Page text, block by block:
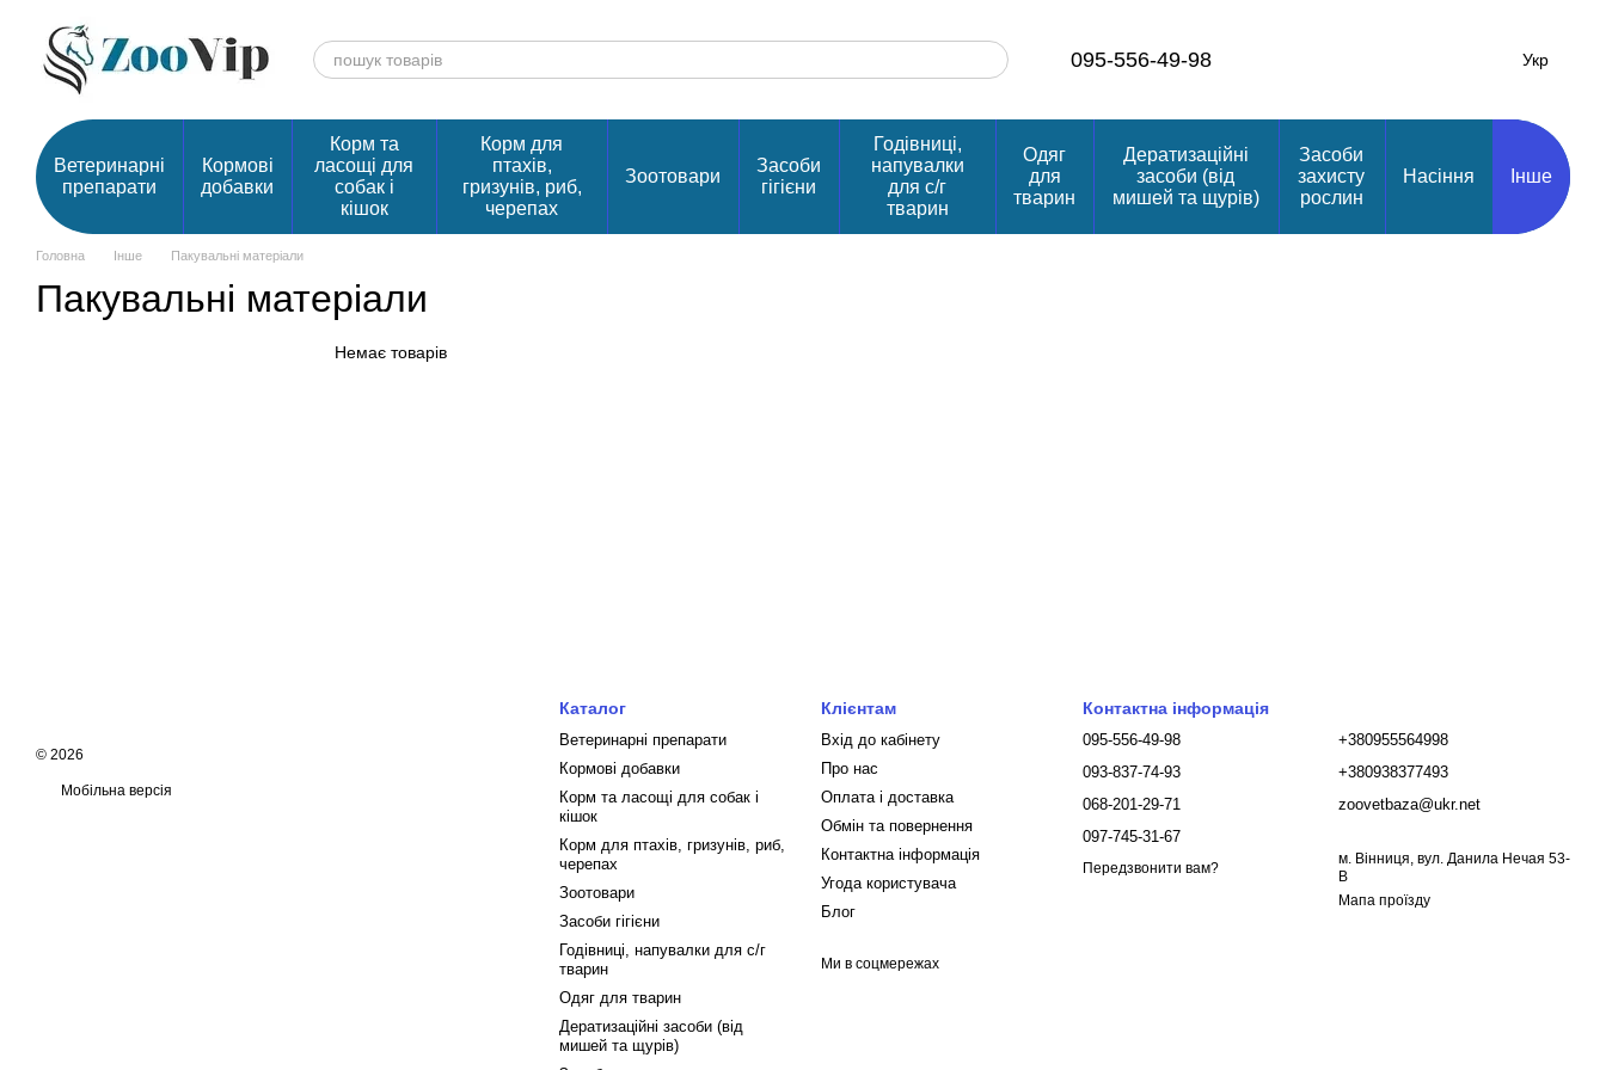
095-556-49-98 Укр
Ветеринарні
препарати
Кормові
добавки
Корм та
ласощі для
собак і
кішок
Корм для
птахів,
гризунів, риб,
черепах
Зоотовари
Засоби
гігієни
Годівниці,
напувалки
для с/г
тварин
Одяг
для
тварин
Дератизаційні
засоби (від
мишей та щурів)
Засоби
захисту
рослин
Насіння Інше
Головна Інше Пакувальні матеріали
Пакувальні матеріали
Немає товарів
© 2026
Мобільна версія
Каталог
Ветеринарні препарати
Кормові добавки
Корм та ласощі для собак і
кішок
Корм для птахів, гризунів, риб,
черепах
Зоотовари
Засоби гігієни
Годівниці, напувалки для с/г
тварин
Одяг для тварин
Дератизаційні засоби (від
мишей та щурів)
Клієнтам
Вхід до кабінету
Про нас
Оплата і доставка
Обмін та повернення
Контактна інформація
Угода користувача
Блог
Ми в соцмережах
Контактна інформація
095-556-49-98
093-837-74-93
068-201-29-71
097-745-31-67
Передзвонити вам?
+380955564998
+380938377493
zoovetbaza@ukr.net
м. Вінниця, вул. Данила Нечая 53-
В
Мапа проїзду